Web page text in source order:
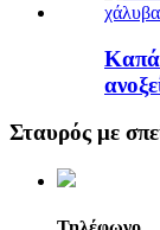
Σταυρός με